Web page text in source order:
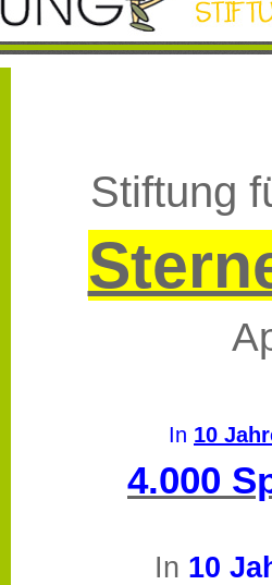
Stiftung
In 10
4.000
In 10